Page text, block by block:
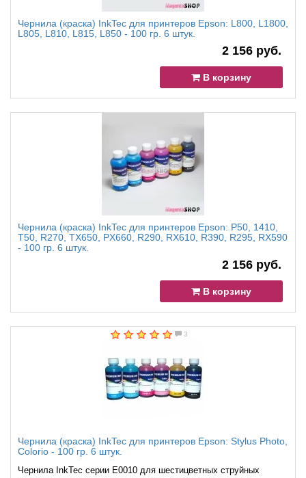
Чернила (краска) InkTec для принтеров Epson: L800, L1800,
L805, L810, L815, L850 - 100 гр. 6 штук.
2 156 руб.
В корзину
Чернила (краска) InkTec для принтеров Epson: P50, 1410,
T50, R270, TX650, PX660, R290, RX610, R390, R295, RX590
- 100 гр. 6 штук.
2 156 руб.
В корзину
3
Чернила (краска) InkTec для принтеров Epson: Stylus Photo,
Colorio - 100 гр. 6 штук.
Чернила InkTec серии E0010 для шестицветных струйных